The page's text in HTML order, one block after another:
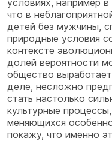
условиях, например
что в
детей без мужчины,
природные условия
контексте
долей вероятности
общество
деле, несложно
стать настолько
культурные
меняющихся
покажу, что именно